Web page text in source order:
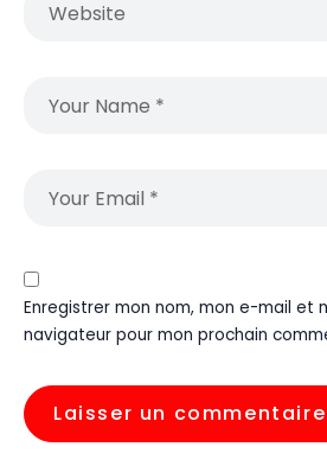
Enregistrer mon nom, mon e-mail et
navigateur pour mon prochain